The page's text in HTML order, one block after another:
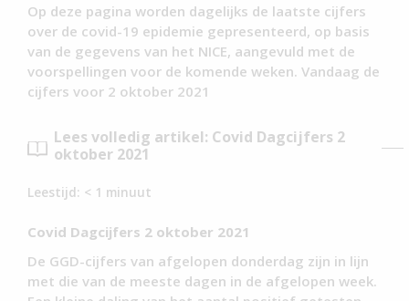
Op deze pagina worden dagelijks de laatste cijfers
over de covid-19 epidemie gepresenteerd, op basis
van de gegevens van het NICE, aangevuld met de
voorspellingen voor de komende weken. Vandaag de
cijfers voor 2 oktober 2021
Lees volledig artikel: Covid Dagcijfers 2
oktober 2021
Leestijd: < 1 minuut
Covid Dagcijfers 2 oktober 2021
De GGD-cijfers van afgelopen donderdag zijn in lijn
met die van de meeste dagen in de afgelopen week.